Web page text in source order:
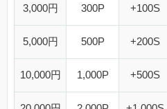
3,000円 300P +100S
5,000円 500P +200S
10,000円 1,000P +500S